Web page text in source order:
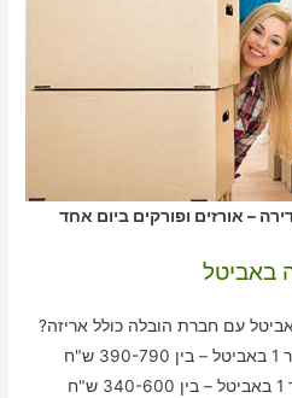
– אורזים ופורקים ביום אחד
באביטל